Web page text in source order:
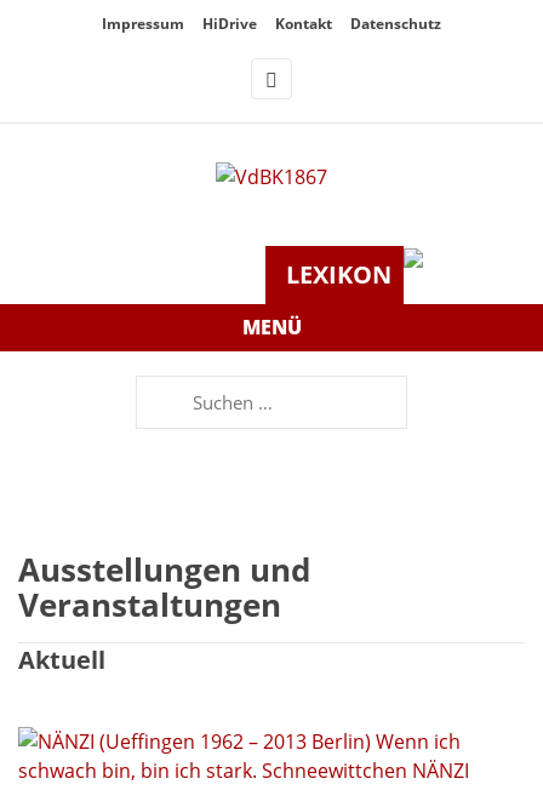
ÜberspringeImpressum HiDrive Kontakt Datenschutz
LEXIKON
MENÜ
Ausstellungen und
Veranstaltungen
Aktuell